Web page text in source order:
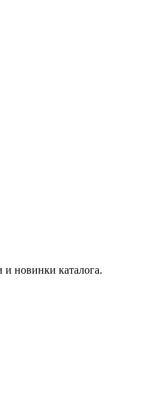
новинки каталога.